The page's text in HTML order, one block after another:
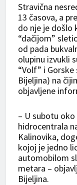
Stravična
13 časova, a
do nje je došlo
“dačijom”
od pada
olupinu izvukli
“Volf” i Gorske
Bijeljina) na
objavljene
– U subotu
hidrocentrala
Kalinovika,
kojoj je jedno
automobilom
metara –
Bijeljina.